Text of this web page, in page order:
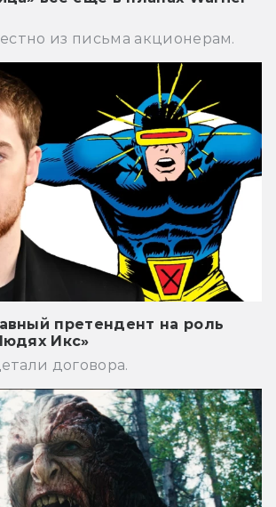
из письма акционерам.
претендент на роль
Икс»
договора.